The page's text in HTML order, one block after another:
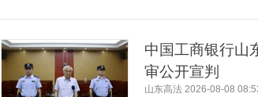
中国工商银行山
审公开宣判
山东高法 2026-08-08